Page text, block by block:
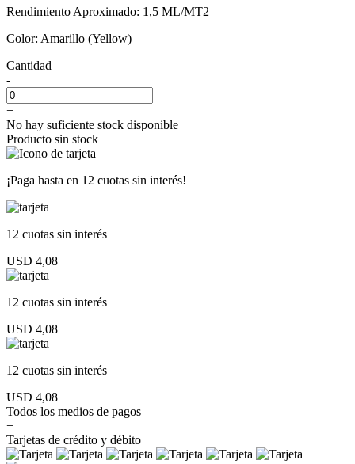
Rendimiento Aproximado: 1,5 ML/MT2
Color: Amarillo (Yellow)
Cantidad
-
+
No hay suficiente stock disponible
Producto sin stock
¡Paga hasta en 12 cuotas sin interés!
12 cuotas sin interés
USD 4,08
12 cuotas sin interés
USD 4,08
12 cuotas sin interés
USD 4,08
Todos los medios de pagos
+
Tarjetas de crédito y débito